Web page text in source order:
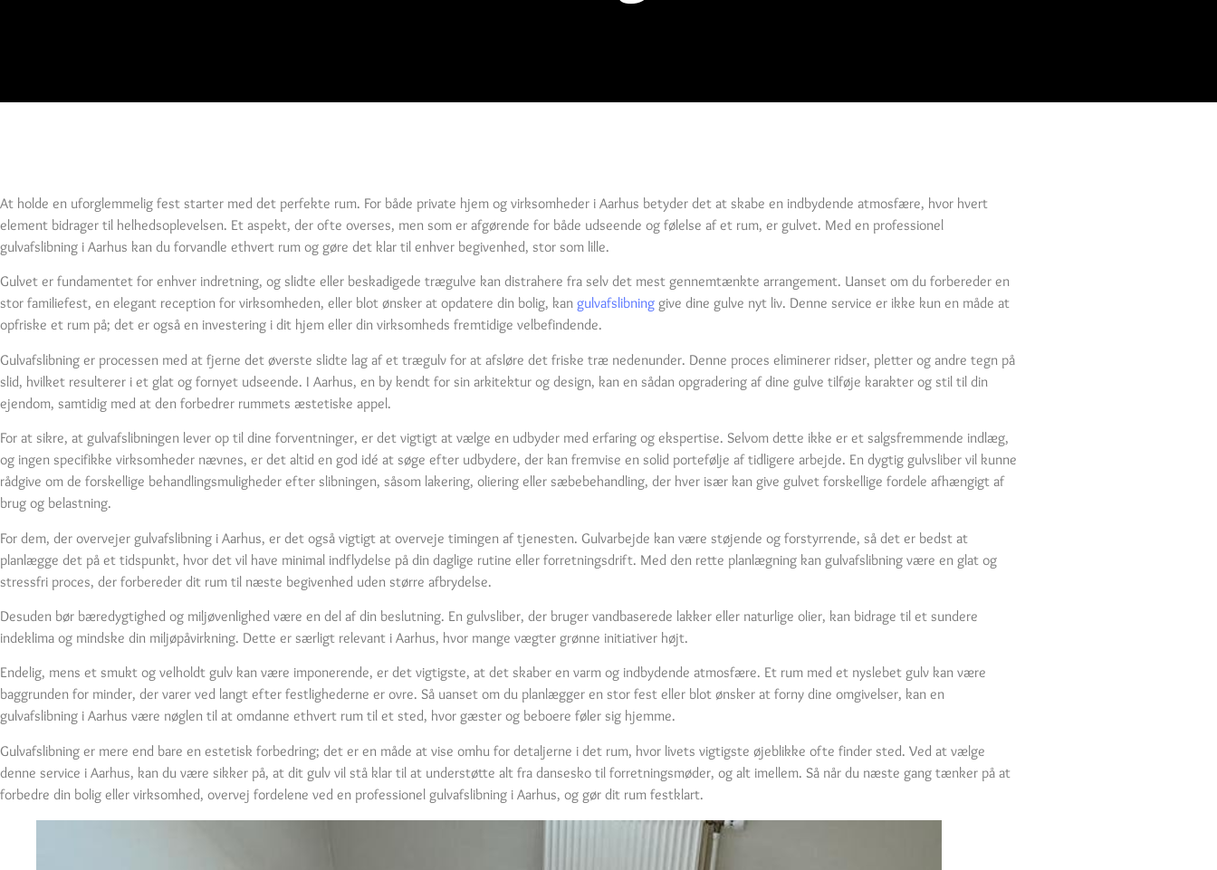
At holde en uforglemmelig fest starter med det perfekte rum. For både private hjem og virksomheder i Aarhus betyder det at skabe en indbydende atmosfære, hvor hvert
element bidrager til helhedsoplevelsen. Et aspekt, der ofte overses, men som er afgørende for både udseende og følelse af et rum, er gulvet. Med en professionel
gulvafslibning i Aarhus kan du forvandle ethvert rum og gøre det klar til enhver begivenhed, stor som lille.
Gulvet er fundamentet for enhver indretning, og slidte eller beskadigede trægulve kan distrahere fra selv det mest gennemtænkte arrangement. Uanset om du forbereder en
stor familiefest, en elegant reception for virksomheden, eller blot ønsker at opdatere din bolig, kan gulvafslibning give dine gulve nyt liv. Denne service er ikke kun en måde at
opfriske et rum på; det er også en investering i dit hjem eller din virksomheds fremtidige velbefindende.
Gulvafslibning er processen med at fjerne det øverste slidte lag af et trægulv for at afsløre det friske træ nedenunder. Denne proces eliminerer ridser, pletter og andre tegn på
slid, hvilket resulterer i et glat og fornyet udseende. I Aarhus, en by kendt for sin arkitektur og design, kan en sådan opgradering af dine gulve tilføje karakter og stil til din
ejendom, samtidig med at den forbedrer rummets æstetiske appel.
For at sikre, at gulvafslibningen lever op til dine forventninger, er det vigtigt at vælge en udbyder med erfaring og ekspertise. Selvom dette ikke er et salgsfremmende indlæg,
og ingen specifikke virksomheder nævnes, er det altid en god idé at søge efter udbydere, der kan fremvise en solid portefølje af tidligere arbejde. En dygtig gulvsliber vil kunne
rådgive om de forskellige behandlingsmuligheder efter slibningen, såsom lakering, oliering eller sæbebehandling, der hver især kan give gulvet forskellige fordele afhængigt af
brug og belastning.
For dem, der overvejer gulvafslibning i Aarhus, er det også vigtigt at overveje timingen af tjenesten. Gulvarbejde kan være støjende og forstyrrende, så det er bedst at
planlægge det på et tidspunkt, hvor det vil have minimal indflydelse på din daglige rutine eller forretningsdrift. Med den rette planlægning kan gulvafslibning være en glat og
stressfri proces, der forbereder dit rum til næste begivenhed uden større afbrydelse.
Desuden bør bæredygtighed og miljøvenlighed være en del af din beslutning. En gulvsliber, der bruger vandbaserede lakker eller naturlige olier, kan bidrage til et sundere
indeklima og mindske din miljøpåvirkning. Dette er særligt relevant i Aarhus, hvor mange vægter grønne initiativer højt.
Endelig, mens et smukt og velholdt gulv kan være imponerende, er det vigtigste, at det skaber en varm og indbydende atmosfære. Et rum med et nyslebet gulv kan være
baggrunden for minder, der varer ved langt efter festlighederne er ovre. Så uanset om du planlægger en stor fest eller blot ønsker at forny dine omgivelser, kan en
gulvafslibning i Aarhus være nøglen til at omdanne ethvert rum til et sted, hvor gæster og beboere føler sig hjemme.
Gulvafslibning er mere end bare en estetisk forbedring; det er en måde at vise omhu for detaljerne i det rum, hvor livets vigtigste øjeblikke ofte finder sted. Ved at vælge
denne service i Aarhus, kan du være sikker på, at dit gulv vil stå klar til at understøtte alt fra dansesko til forretningsmøder, og alt imellem. Så når du næste gang tænker på at
forbedre din bolig eller virksomhed, overvej fordelene ved en professionel gulvafslibning i Aarhus, og gør dit rum festklart.